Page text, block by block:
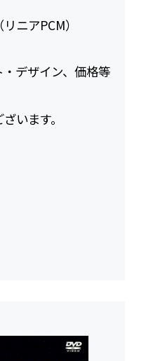
ニアPCM）
デザイン、価格等
います。